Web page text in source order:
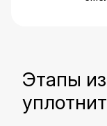
Этапы